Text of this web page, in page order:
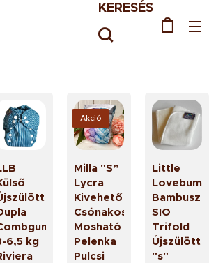
KERESÉS
6,5 kg
Milla "S”
Lycra
Kivehető
Csónakos
Mosható
Pelenka
Pulcsi
Akció
Little
Lovebum
Bambusz
SIO
Trifold
Újszülött
"s"